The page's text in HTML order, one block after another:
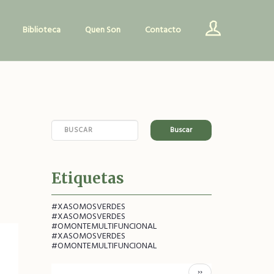
Biblioteca Quen Son Contacto
Buscar
Etiquetas
#XASOMOSVERDES
#XASOMOSVERDES
#OMONTEMULTIFUNCIONAL
#XASOMOSVERDES
#OMONTEMULTIFUNCIONAL